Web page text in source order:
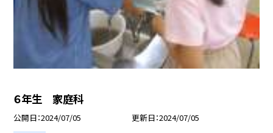
６年生 家庭科
公開日 2024/07/05 更新日 2024/07/05